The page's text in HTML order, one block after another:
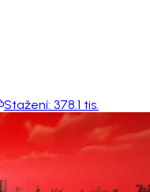
Stažení: 378.1 tis.